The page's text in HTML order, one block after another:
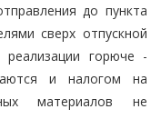
до пункта
сверх отпускной
горюче -
и налогом на
материалов не